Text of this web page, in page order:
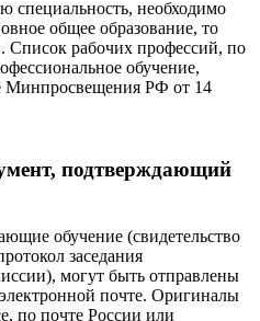
специальность, необходимо
общее образование, то
Список рабочих профессий, по
обучение,
Минпросвещения РФ от 14
подтверждающий
обучение (свидетельство
заседания
могут быть отправлены
почте. Оригиналы
по почте России или